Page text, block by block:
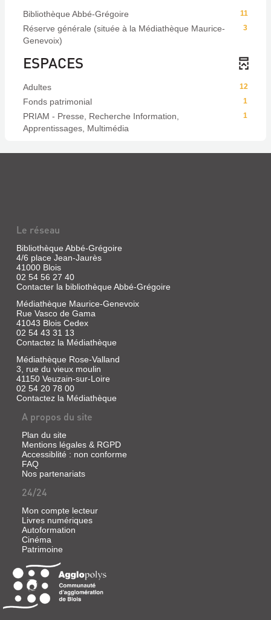
11
Bibliothèque Abbé-Grégoire
3
Réserve générale (située à la Médiathèque Maurice-
Genevoix)
ESPACES
12
Adultes
1
Fonds patrimonial
1
PRIAM - Presse, Recherche Information,
Apprentissages, Multimédia
Le réseau
Bibliothèque Abbé-Grégoire
4/6 place Jean-Jaurès
41000 Blois
02 54 56 27 40
Contacter la bibliothèque Abbé-Grégoire
Médiathèque Maurice-Genevoix
Rue Vasco de Gama
41043 Blois Cedex
02 54 43 31 13
Contactez la Médiathèque
Médiathèque Rose-Valland
3, rue du vieux moulin
41150 Veuzain-sur-Loire
02 54 20 78 00
Contactez la Médiathèque
A propos du site
Plan du site
Mentions légales & RGPD
Accessiblité : non conforme
FAQ
Nos partenariats
24/24
Mon compte lecteur
Livres numériques
Autoformation
Cinéma
Patrimoine